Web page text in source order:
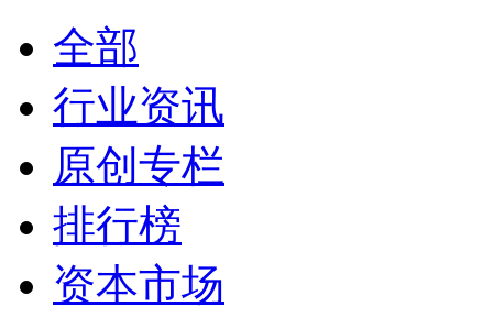
全部
行业资讯
原创专栏
排行榜
资本市场